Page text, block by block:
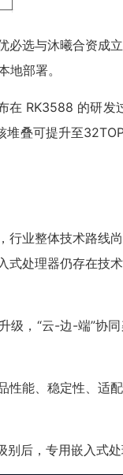
选与沐曦合资
部署。
RK3588 的研
叠可提升至
业整体技术路
处理器仍存在
，“云-边-端”
能、稳定性、
后，专用嵌入式